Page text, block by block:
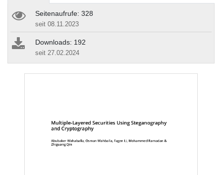
Seitenaufrufe: 328
seit 08.11.2023
Downloads: 192
seit 27.02.2024